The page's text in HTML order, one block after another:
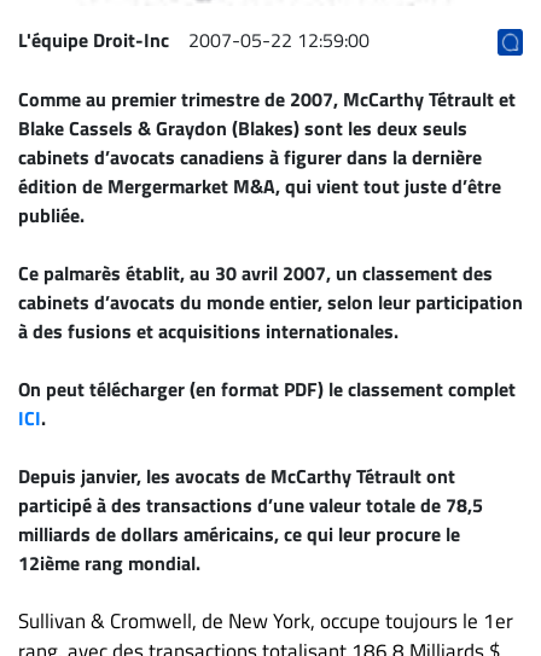
EMPLOIS
AVOCATS
ET
JURISTES
d'emploi
Formation
Continue
Scoop?
ET
ENTREPRISES
Espace
Page
L'équipe Droit-Inc 2007-05-22 12:59:00
Comme au premier trimestre de 2007, McCarthy Tétrault et
Blake Cassels & Graydon (Blakes) sont les deux seuls
cabinets d’avocats canadiens à figurer dans la dernière
édition de Mergermarket M&A, qui vient tout juste d’être
publiée.
Ce palmarès établit, au 30 avril 2007, un classement des
cabinets d’avocats du monde entier, selon leur participation
à des fusions et acquisitions internationales.
On peut télécharger (en format PDF) le classement complet
ICI.
Depuis janvier, les avocats de McCarthy Tétrault ont
participé à des transactions d’une valeur totale de 78,5
milliards de dollars américains, ce qui leur procure le
12ième rang mondial.
Sullivan & Cromwell, de New York, occupe toujours le 1er